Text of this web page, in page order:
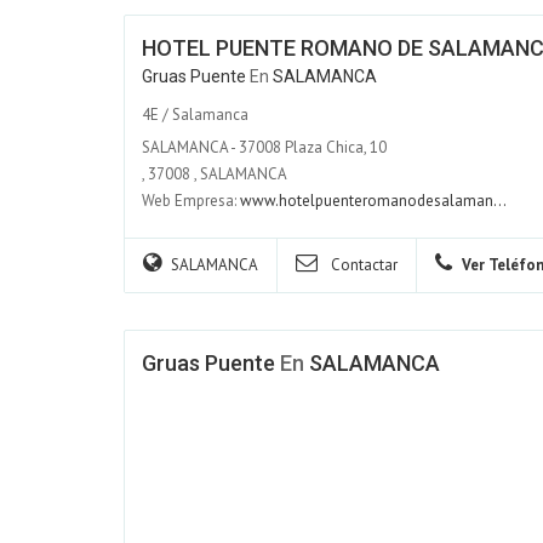
HOTEL PUENTE ROMANO DE
Gruas Puente En SALAMANCA
4E / Salamanca
SALAMANCA - 37008 Plaza Chica, 10
, 37008 ,SALAMANCA
Web Empresa:www.hotelpuenteromanodesalaman...
SALAMANCA Contactar Ver
Gruas Puente En SALAMANCA